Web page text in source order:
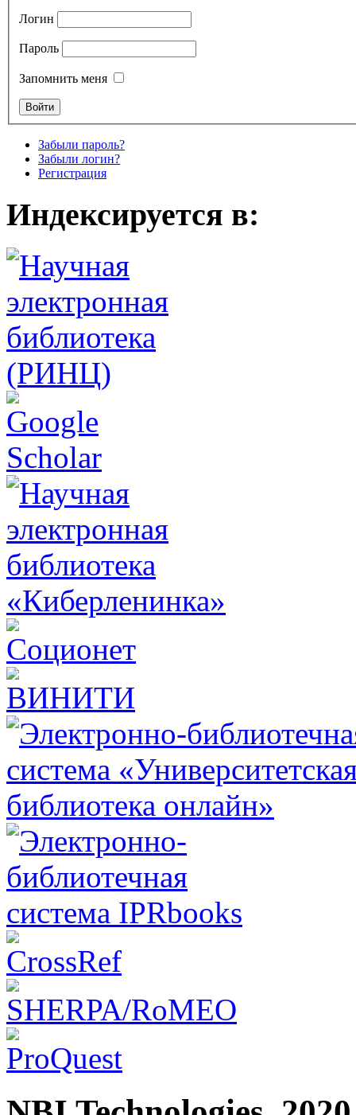
Логин
Пароль
Запомнить меня
Забыли пароль?
Забыли логин?
Регистрация
Индексируется в: